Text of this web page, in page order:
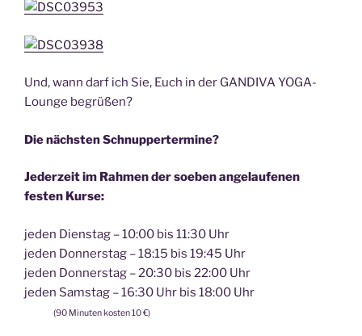
Und, wann darf ich Sie, Euch in der GANDIVA YOGA-
Lounge begrüßen?
Die nächsten Schnuppertermine?
Jederzeit im Rahmen der soeben angelaufenen
festen Kurse:
jeden Dienstag – 10:00 bis 11:30 Uhr
jeden Donnerstag – 18:15 bis 19:45 Uhr
jeden Donnerstag – 20:30 bis 22:00 Uhr
jeden Samstag – 16:30 Uhr bis 18:00 Uhr
(90 Minuten kosten 10 €)